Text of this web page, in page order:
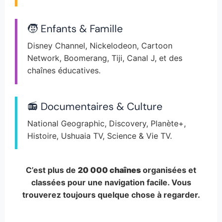
🧒 Enfants & Famille
Disney Channel, Nickelodeon, Cartoon
Network, Boomerang, Tiji, Canal J, et des
chaînes éducatives.
📻 Documentaires & Culture
National Geographic, Discovery, Planète+,
Histoire, Ushuaia TV, Science & Vie TV.
C’est plus de 20 000 chaînes organisées et
classées pour une navigation facile. Vous
trouverez toujours quelque chose à regarder.